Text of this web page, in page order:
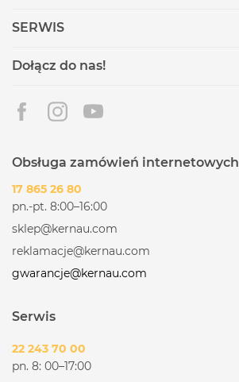
SERWIS
Dołącz do nas!
Obsługa zamówień internetowych
17 865 26 80
pn.-pt. 8:00–16:00
sklep@kernau.com
reklamacje@kernau.com
gwarancje@kernau.com
Serwis
22 243 70 00
pn. 8: 00–17:00